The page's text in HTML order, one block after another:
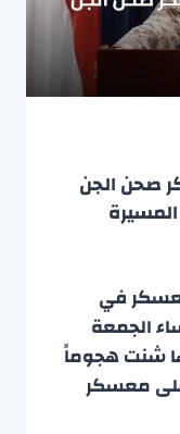
صحن الجن
في
الجمعة
أغسطس 2026، أنها شنت هجوماً
على معسكر